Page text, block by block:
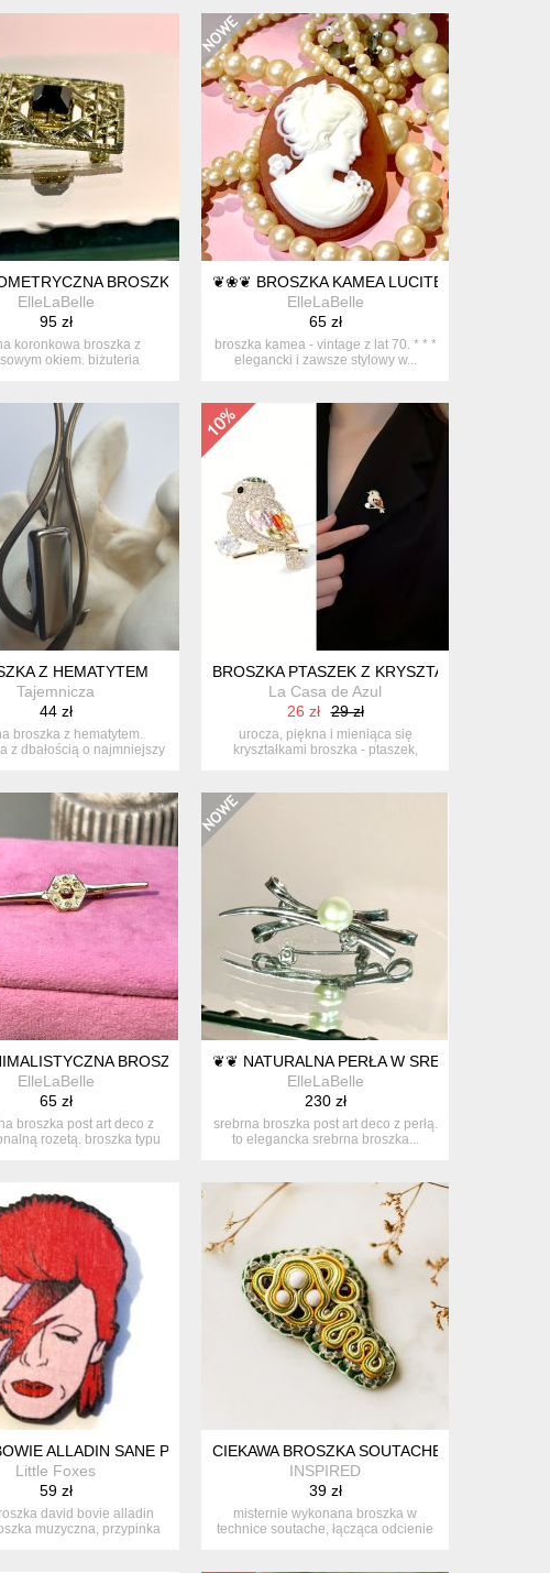
OF MY OWN ACTIONS
BROSZKA ❦❦
ElleLaBelle
95 zł
koronkowa broszka z
okiem. biżuteria
❦❀❦ BROSZKA KAMEA LUCITE ❦❀❦
ElleLaBelle
65 zł
broszka kamea - vintage z lat 70. * * *
elegancki i zawsze stylowy w...
Z HEMATYTEM
Tajemnicza
44 zł
broszka z hematytem.
z dbałością o najmniejszy
BROSZKA PTASZEK Z KRYSZTAŁKAMI
La Casa de Azul
26 zł
29 zł
urocza, piękna i mieniąca się
kryształkami broszka - ptaszek,
BROSZKA ❦❦
ElleLaBelle
65 zł
broszka post art deco z
rozetą. broszka typu
❦❦ NATURALNA PERŁA W SREBRZE ❦❦
ElleLaBelle
230 zł
srebrna broszka post art deco z perłą.
to elegancka srebrna broszka...
ALLADIN SANE PIN, ZIGGY STARDUST , DAVID BOWIE BROOCH,
Little Foxes
59 zł
david bovie alladin
muzyczna, przypinka
CIEKAWA BROSZKA SOUTACHE
INSPIRED
39 zł
misternie wykonana broszka w
technice soutache, łącząca odcienie